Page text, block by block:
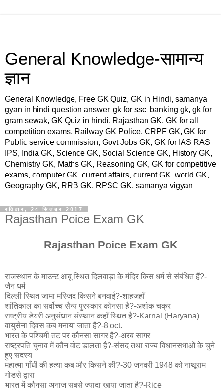
General Knowledge-सामान्य
ज्ञान
General Knowledge, Free GK Quiz, GK in Hindi, samanya
gyan in hindi question answer, gk for ssc, banking gk, gk for
gram sewak, GK Quiz in hindi, Rajasthan GK, GK for all
competition exams, Railway GK Police, CRPF GK, GK for
Public service commission, Govt Jobs GK, GK for IAS RAS
IPS, India GK, Science GK, Social Science GK, History GK,
Chemistry GK, Maths GK, Reasoning GK, GK for competitive
exams, computer GK, current affairs, current GK, world GK,
Geography GK, RRB GK, RPSC GK, samanya vigyan
रविवार, 24 सितंबर 2017
Rajasthan Poice Exam GK
Rajasthan Poice Exam GK
राजस्थान के माउन्ट आबू स्थित दिलवाड़ा के मंदिर किस धर्म से संबंधित हैं?-
जैन धर्म
दिल्ली स्थित जामा मस्जिद किसने बनवाई?-शाहजहाँ
शांतिकाल का सर्वोच्च सैन्य पुरस्कार कौनसा है?-अशोक चक्र
राष्ट्रीय डेयरी अनुसंधान संस्थान कहाँ स्थित है?-Karnal (Haryana)
वायुसेना दिवस कब मनाया जाता है?-8 oct.
भारत के पश्चिमी तट पर कौनसा सागर है?-अरब सागर
राष्ट्रपति चुनाव में कौन वोट डालता है?-संसद तथा राज्य विधानसभाओं के चुने
हुए सदस्य
महात्मा गाँधी की हत्या कब और किसने की?-30 जनवरी 1948 को नाथूराम
गोडसे द्वारा
भारत में कौनसा अनाज सबसे ज्यादा खाया जाता है?-Rice